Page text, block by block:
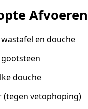
Afvoeren
en douche
douche
(tegen vetophoping)